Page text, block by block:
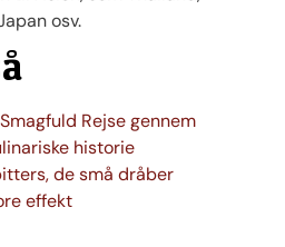
osv.
Rejse gennem
historie
de små dråber
effekt